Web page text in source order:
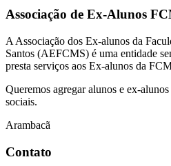
Associação de Ex-Alunos
A Associação dos Ex-alunos da
Santos (AEFCMS) é uma entidade
presta serviços aos Ex-alunos da
Queremos agregar alunos e ex-
sociais.
Arambacã
Contato